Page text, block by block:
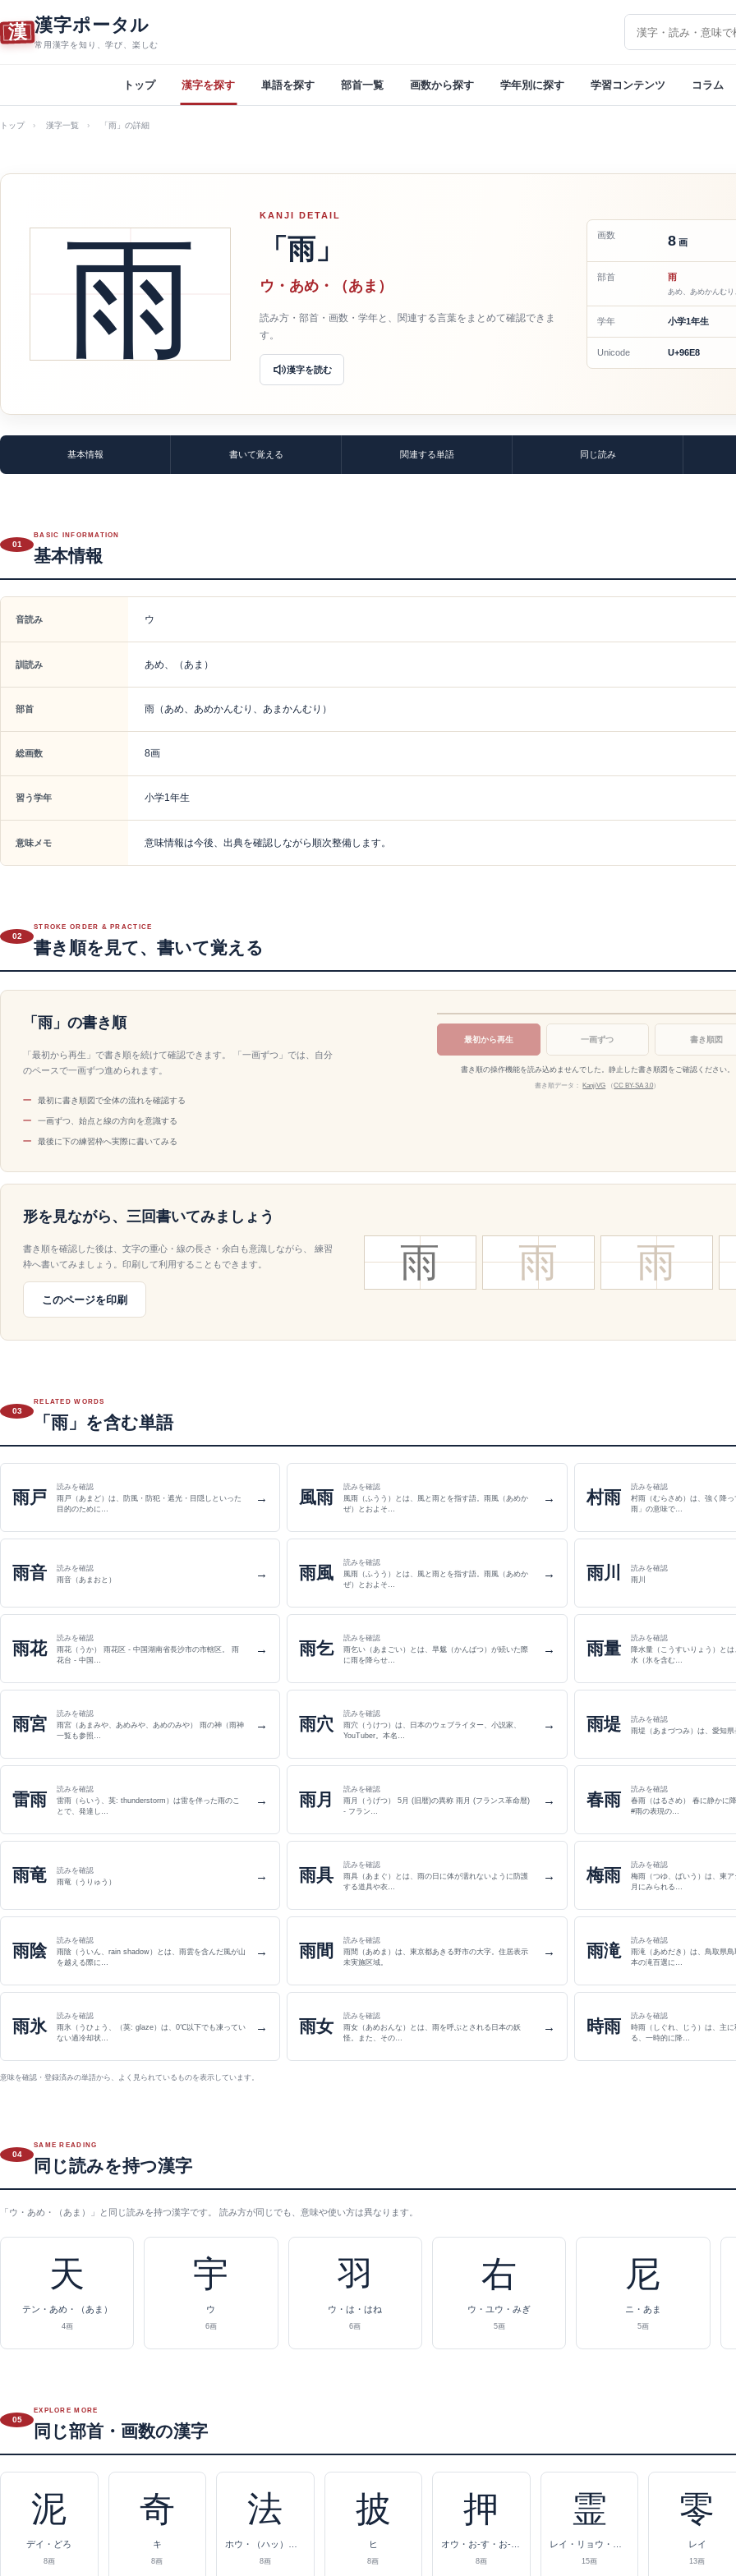
漢 漢字ポータル
常用漢字を知り、学び、楽しむ
漢字を検索
トップ 漢字を探す 単語を探す 部首一覧 画数から探す 学年別に探す 学習コンテンツ コラム
トップ 漢字一覧 「雨」の詳細
雨
KANJI DETAIL
「雨」
ウ・あめ・（あま）
読み方・部首・画数・学年と、関連する言葉をまとめて確認できま
す。
漢字を読む
画数 8 画
部首 雨
あめ、あめかんむ
学年 小学1年生
Unicode U+96E8
基本情報 書いて覚える 関連する単語 同じ読み
01
BASIC INFORMATION
基本情報
音読み ウ
訓読み あめ、（あま）
部首 雨（あめ、あめかんむり、あまかんむり）
総画数 8画
習う学年 小学1年生
意味メモ 意味情報は今後、出典を確認しながら順次整備します。
02
STROKE ORDER & PRACTICE
書き順を見て、書いて覚える
「雨」の書き順
「最初から再生」で書き順を続けて確認できます。 「一画ずつ」では、自分
のペースで一画ずつ進められます。
最初に書き順図で全体の流れを確認する
一画ずつ、始点と線の方向を意識する
最後に下の練習枠へ実際に書いてみる
最初から再生 一画ずつ 書き順図
書き順の操作機能を読み込めませんでした。静止した書き順図をご確認ください。
書き順データ： KanjiVG （CC BY-SA 3.0）
形を見ながら、三回書いてみましょう
書き順を確認した後は、文字の重心・線の長さ・余白も意識しながら、 練習
枠へ書いてみましょう。印刷して利用することもできます。
このページを印刷
雨 雨 雨
03
RELATED WORDS
「雨」を含む単語
雨戸
読みを確認
雨戸（あまど）は、防風・防犯・遮光・目隠しといった
目的のために…
→ 風雨
読みを確認
風雨（ふうう）とは、風と雨とを指す語。雨風（あめか
ぜ）とおよそ…
→ 村雨
読みを確認
村雨（むらさめ）は、強く降
雨」の意味で…
雨音
読みを確認
雨音（あまおと）
→ 雨風
読みを確認
風雨（ふうう）とは、風と雨とを指す語。雨風（あめか
ぜ）とおよそ…
→ 雨川
読みを確認
雨川
雨花
読みを確認
雨花（うか） 雨花区 - 中国湖南省長沙市の市轄区。 雨
花台 - 中国…
→ 雨乞
読みを確認
雨乞い（あまごい）とは、旱魃（かんばつ）が続いた際
に雨を降らせ…
→ 雨量
読みを確認
降水量（こうすいりょう）と
水（氷を含む…
雨宮
読みを確認
雨宮（あまみや、あめみや、あめのみや） 雨の神（雨神
一覧も参照…
→ 雨穴
読みを確認
雨穴（うけつ）は、日本のウェブライター、小説家、
YouTuber。本名…
→ 雨堤
読みを確認
雨堤（あまづつみ）は、愛知
雷雨
読みを確認
雷雨（らいう、英: thunderstorm）は雷を伴った雨のこ
とで、発達し…
→ 雨月
読みを確認
雨月（うげつ） 5月 (旧暦)の異称 雨月 (フランス革命暦)
- フラン…
→ 春雨
読みを確認
春雨（はるさめ） 春に静かに降る雨を表す春の季語。雨
#雨の表現の…
雨竜
読みを確認
雨竜（うりゅう）
→ 雨具
読みを確認
雨具（あまぐ）とは、雨の日に体が濡れないように防護
する道具や衣…
→ 梅雨
読みを確認
梅雨（つゆ、ばいう）は、東
月にみられる…
雨陰
読みを確認
雨陰（ういん、rain shadow）とは、雨雲を含んだ風が山
を越える際に…
→ 雨間
読みを確認
雨間（あめま）は、東京都あきる野市の大字。住居表示
未実施区域。
→ 雨滝
読みを確認
雨滝（あめだき）は、鳥取県
本の滝百選に…
雨氷
読みを確認
雨氷（うひょう、（英: glaze）は、0℃以下でも凍ってい
ない過冷却状…
→ 雨女
読みを確認
雨女（あめおんな）とは、雨を呼ぶとされる日本の妖
怪。また、その…
→ 時雨
読みを確認
時雨（しぐれ、じう）は、主
る、一時的に降…
意味を確認・登録済みの単語から、よく見られているものを表示しています。
04
SAME READING
同じ読みを持つ漢字
「ウ・あめ・（あま）」と同じ読みを持つ漢字です。 読み方が同じでも、意味や使い方は異なります。
天
テン・あめ・（あま）
4画
宇
ウ
6画
羽
ウ・は・はね
6画
右
ウ・ユウ・みぎ
5画
尼
ニ・あま
5画
05
EXPLORE MORE
同じ部首・画数の漢字
泥
デイ・どろ
8画
奇
キ
8画
法
8画
披
ヒ
8画
押
8画
霊
15画
零
レイ
13画